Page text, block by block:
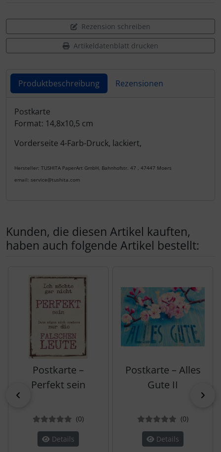
Rezension schreiben
Artikeldatenblatt drucken
Produktbeschreibung Rezensionen
Produktbeschreibung
Postkarte
Format: 14,8x10,5 cm
Vorderseite 4-Farb-Druck, lackiert,
Hersteller: TUSHITA PaperArt GmbH, Bahnhofstr. 47 , 47447 Moers
email: service@tushita.com
Kunden, die diesen Artikel kauften,
haben auch folgende Artikel bestellt:
Postkarte –
Perfekt sein
(0Bewertungen
)
Details
Postkarte – Alles
Gute II
(0)
Details